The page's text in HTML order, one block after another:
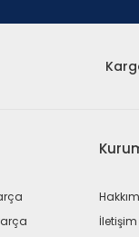
İletişim